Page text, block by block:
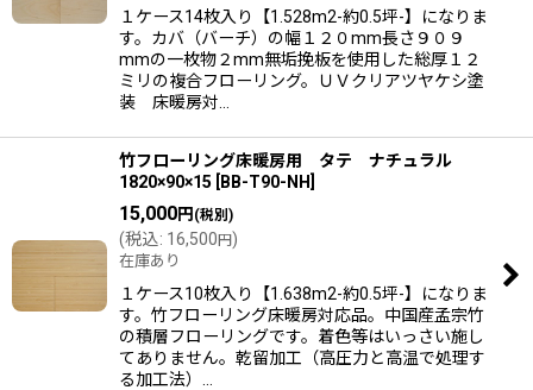
１ケース14枚入り【1.528m2-約0.5坪-】になりま
す。カバ（バーチ）の幅１２０mm長さ９０９
mmの一枚物２mm無垢挽板を使用した総厚１２
ミリの複合フローリング。ＵＶクリアツヤケシ塗
装 床暖房対…
竹フローリング床暖房用 タテ ナチュラル
1820×90×15
BB-T90-NH
15,000円 (税別)
(税込: 16,500円)
在庫あり
１ケース10枚入り【1.638m2-約0.5坪-】になりま
す。竹フローリング床暖房対応品。中国産孟宗竹
の積層フローリングです。着色等はいっさい施し
てありません。乾留加工（高圧力と高温で処理す
る加工法）…